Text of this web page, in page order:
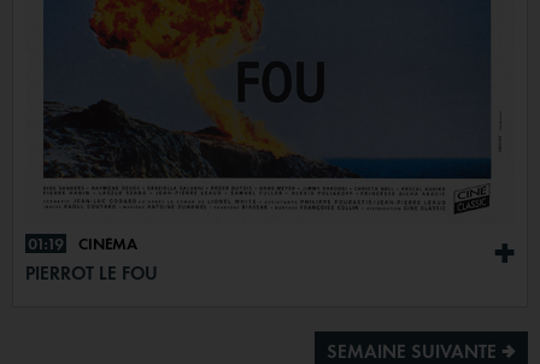
+
01:19 CINÉMA
PIERROT LE FOU
SEMAINE SUIVANTE ª